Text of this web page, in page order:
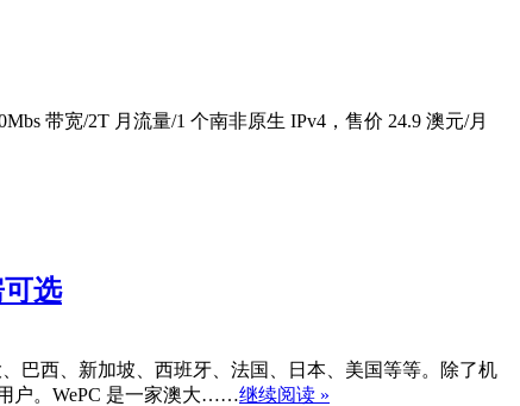
带宽/2T 月流量/1 个南非原生 IPv4，售价 24.9 澳元/月
选
巴西、新加坡、西班牙、法国、日本、美国等等。除了机
户。WePC 是一家澳大……继续阅读 »